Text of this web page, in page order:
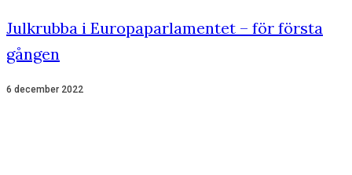
Julkrubba i Europaparlamentet – för första
gången
6 december 2022